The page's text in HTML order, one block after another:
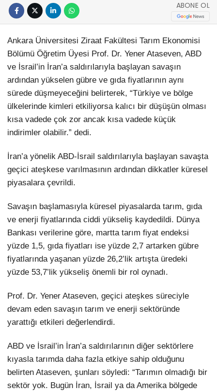
ABONE OL
Ankara Üniversitesi Ziraat Fakültesi Tarım Ekonomisi
Bölümü Öğretim Üyesi Prof. Dr. Yener Ataseven, ABD
ve İsrail’in İran’a saldırılarıyla başlayan savaşın
ardından yükselen gübre ve gıda fiyatlarının aynı
sürede düşmeyeceğini belirterek, “Türkiye ve bölge
ülkelerinde kimleri etkiliyorsa kalıcı bir düşüşün olması
kısa vadede çok zor ancak kısa vadede küçük
indirimler olabilir.” dedi.
İran’a yönelik ABD-İsrail saldırılarıyla başlayan savaşta
geçici ateşkese varılmasının ardından dikkatler küresel
piyasalara çevrildi.
Savaşın başlamasıyla küresel piyasalarda tarım, gıda
ve enerji fiyatlarında ciddi yükseliş kaydedildi. Dünya
Bankası verilerine göre, martta tarım fiyat endeksi
yüzde 1,5, gıda fiyatları ise yüzde 2,7 artarken gübre
fiyatlarında yaşanan yüzde 26,2’lik artışta üredeki
yüzde 53,7’lik yükseliş önemli bir rol oynadı.
Prof. Dr. Yener Ataseven, geçici ateşkes süreciyle
devam eden savaşın tarım ve enerji sektöründe
yarattığı etkileri değerlendirdi.
ABD ve İsrail’in İran’a saldırılarının diğer sektörlere
kıyasla tarımda daha fazla etkiye sahip olduğunu
belirten Ataseven, şunları söyledi: “Tarımın olmadığı bir
sektör yok. Bugün İran, İsrail ya da Amerika bölgede